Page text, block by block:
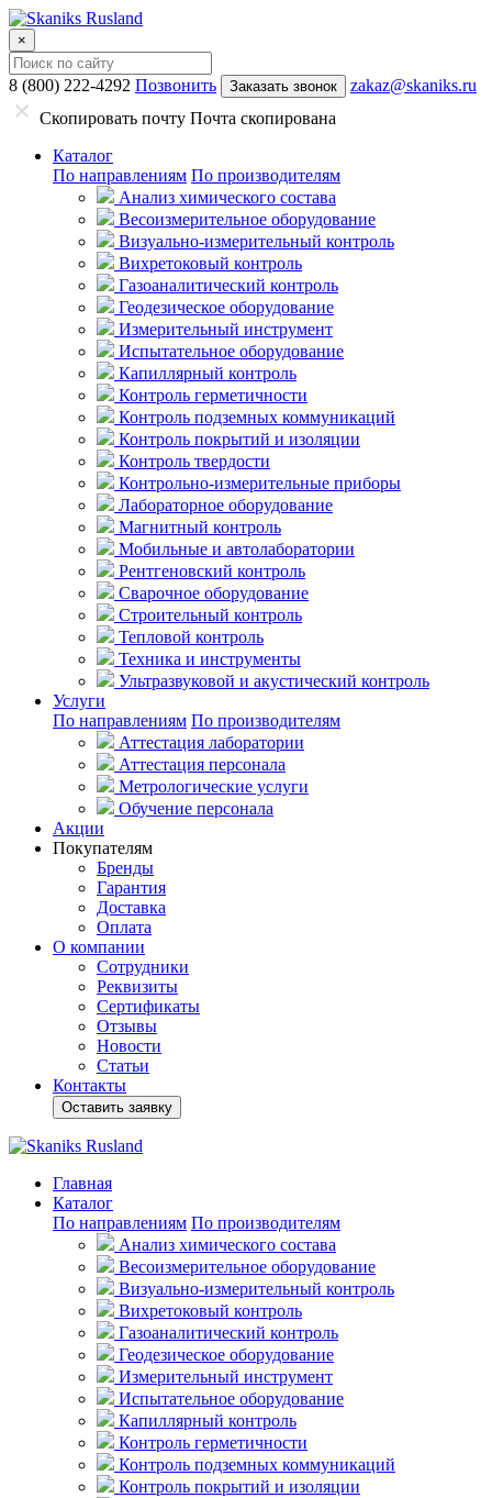
×
8 (800) 222-4292 Позвонить Заказать звонок
zakaz@skaniks.ru
Скопировать почту Почта скопирована
Каталог
По направлениям По производителям
Анализ химического состава
Весоизмерительное оборудование
Визуально-измерительный контроль
Вихретоковый контроль
Газоаналитический контроль
Геодезическое оборудование
Измерительный инструмент
Испытательное оборудование
Капиллярный контроль
Контроль герметичности
Контроль подземных коммуникаций
Контроль покрытий и изоляции
Контроль твердости
Контрольно-измерительные приборы
Лабораторное оборудование
Магнитный контроль
Мобильные и автолаборатории
Рентгеновский контроль
Сварочное оборудование
Строительный контроль
Тепловой контроль
Техника и инструменты
Ультразвуковой и акустический контроль
Услуги
По направлениям По производителям
Аттестация лаборатории
Аттестация персонала
Метрологические услуги
Обучение персонала
Акции
Покупателям
Бренды
Гарантия
Доставка
Оплата
О компании
Сотрудники
Реквизиты
Сертификаты
Отзывы
Новости
Статьи
Контакты
Оставить заявку
Главная
Каталог
По направлениям По производителям
Анализ химического состава
Весоизмерительное оборудование
Визуально-измерительный контроль
Вихретоковый контроль
Газоаналитический контроль
Геодезическое оборудование
Измерительный инструмент
Испытательное оборудование
Капиллярный контроль
Контроль герметичности
Контроль подземных коммуникаций
Контроль покрытий и изоляции